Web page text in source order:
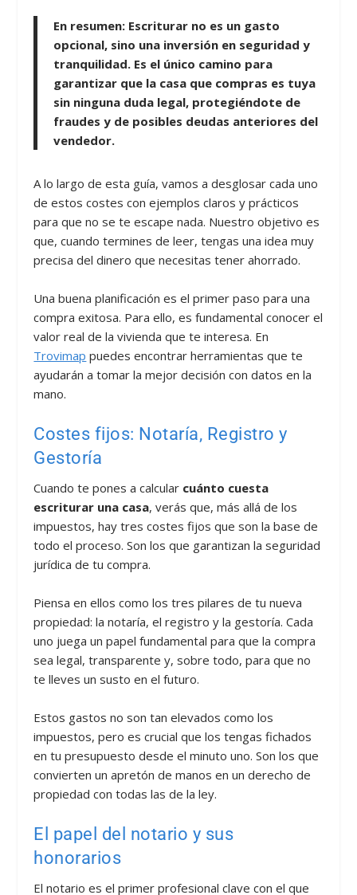
En resumen: Escriturar no es un gasto
opcional, sino una inversión en seguridad y
tranquilidad. Es el único camino para
garantizar que la casa que compras es tuya
sin ninguna duda legal, protegiéndote de
fraudes y de posibles deudas anteriores del
vendedor.
A lo largo de esta guía, vamos a desglosar cada uno
de estos costes con ejemplos claros y prácticos
para que no se te escape nada. Nuestro objetivo es
que, cuando termines de leer, tengas una idea muy
precisa del dinero que necesitas tener ahorrado.
Una buena planificación es el primer paso para una
compra exitosa. Para ello, es fundamental conocer el
valor real de la vivienda que te interesa. En
Trovimap puedes encontrar herramientas que te
ayudarán a tomar la mejor decisión con datos en la
mano.
Costes fijos: Notaría, Registro y
Gestoría
Cuando te pones a calcular cuánto cuesta
escriturar una casa, verás que, más allá de los
impuestos, hay tres costes fijos que son la base de
todo el proceso. Son los que garantizan la seguridad
jurídica de tu compra.
Piensa en ellos como los tres pilares de tu nueva
propiedad: la notaría, el registro y la gestoría. Cada
uno juega un papel fundamental para que la compra
sea legal, transparente y, sobre todo, para que no
te lleves un susto en el futuro.
Estos gastos no son tan elevados como los
impuestos, pero es crucial que los tengas fichados
en tu presupuesto desde el minuto uno. Son los que
convierten un apretón de manos en un derecho de
propiedad con todas las de la ley.
El papel del notario y sus
honorarios
El notario es el primer profesional clave con el que